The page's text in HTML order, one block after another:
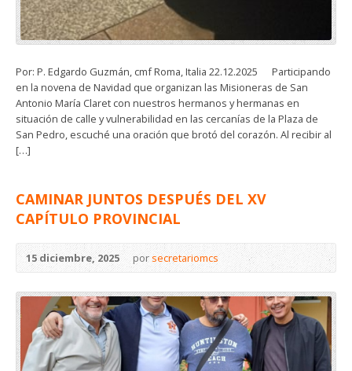
Por: P. Edgardo Guzmán, cmf Roma, Italia 22.12.2025 Participando
en la novena de Navidad que organizan las Misioneras de San
Antonio María Claret con nuestros hermanos y hermanas en
situación de calle y vulnerabilidad en las cercanías de la Plaza de
San Pedro, escuché una oración que brotó del corazón. Al recibir al
[…]
CAMINAR JUNTOS DESPUÉS DEL XV
CAPÍTULO PROVINCIAL
15 diciembre, 2025 por secretariomcs